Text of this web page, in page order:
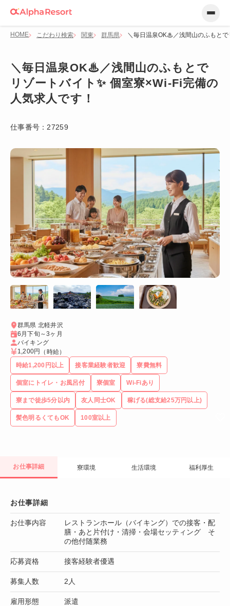
HOME こだわり検索 関東 群馬県 ＼毎日温泉OK♨／浅間山のふもと
＼毎日温泉OK♨／浅間山のふもとで
リゾートバイト✨ 個室寮×Wi-Fi完備の
人気求人です！
仕事番号： 27259
群馬県 北軽井沢
6月下旬～3ヶ月
バイキング
1,200円
（時給）
時給1,200円以上
接客業経験者歓迎 寮費無料
個室にトイレ・お風呂付 寮個室 Wi-Fiあり
寮まで徒歩5分以内 友人同士OK 稼げる(総支給25万円以上)
髪色明るくてもOK 100室以上
お仕事詳細 寮環境 生活環境 福利厚生
お仕事詳細
お仕事内容
レストランホール（バイキング）での接客・配
膳・あと片付け・清掃・会場セッティング そ
の他付随業務
応募資格 接客経験者優遇
募集人数 2人
雇用形態 派遣